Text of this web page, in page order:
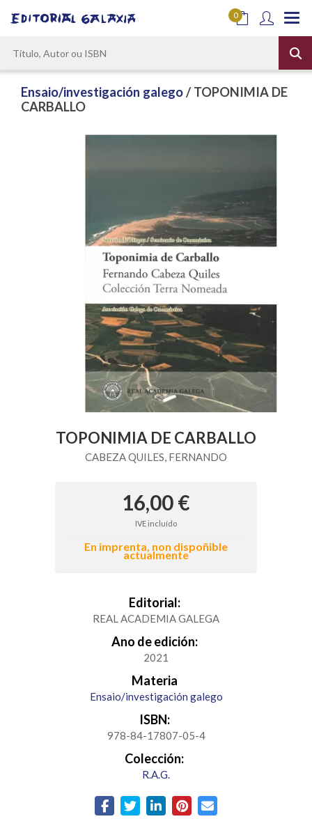
0
Ensaio/investigación galego/ TOPONIMIA DE
CARBALLO
TOPONIMIA DE CARBALLO
CABEZA QUILES, FERNANDO
16,00 €
IVE incluído
En imprenta, non dispoñible
actualmente
Editorial:
REAL ACADEMIA GALEGA
Ano de edición:
2021
Materia
Ensaio/investigación galego
ISBN:
978-84-17807-05-4
Colección:
R.A.G.